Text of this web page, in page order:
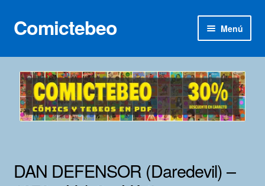
Ir
a
Ir
al
Comictebeo Menú
Inicio
Categorías
Franco-Belga
Lotes 100
DAN DEFENSOR (Daredevil) –